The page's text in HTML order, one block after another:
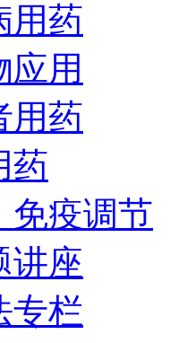
用药
应用
用药
药
免疫调节
讲座
专栏